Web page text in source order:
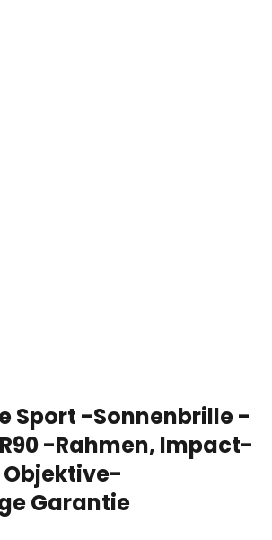
Sport -Sonnenbrille -
-Rahmen, Impact-
Garantie